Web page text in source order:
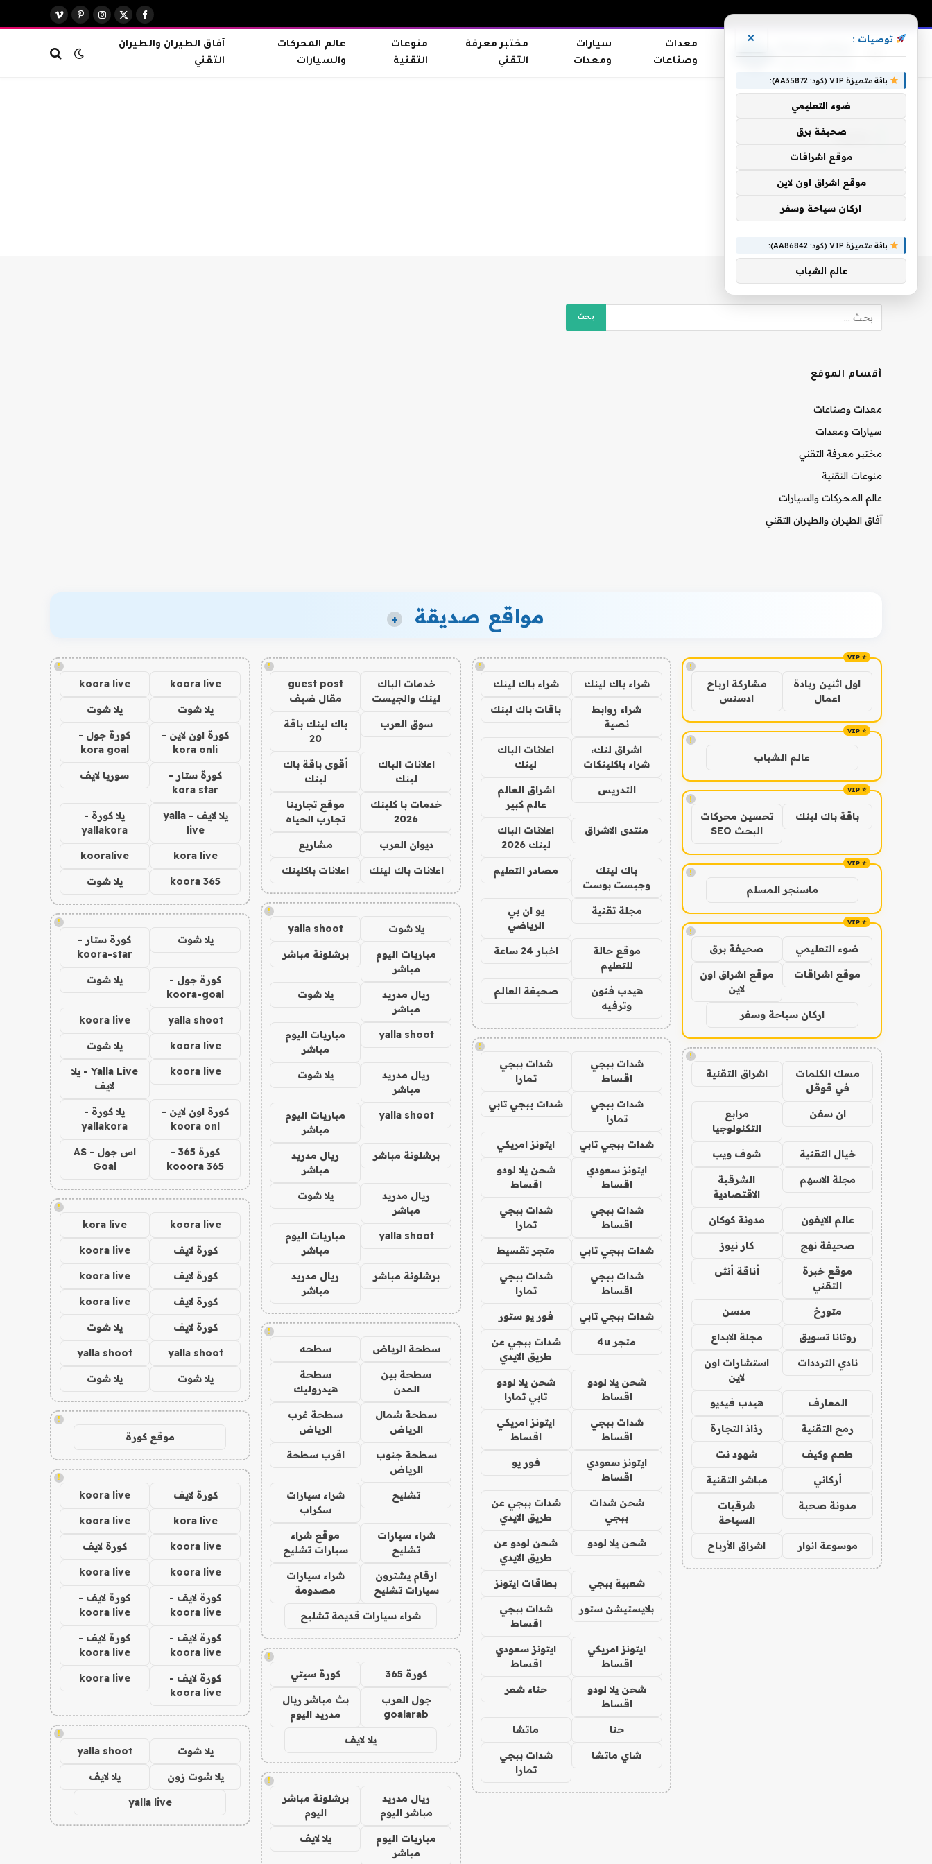
فيسبوك
X
الانستغرامبينتيريست
فيميو
معدات
وصناعات
سيارات
ومعدات
مختبر معرفة
التقني
منوعات
التقنية
عالم المحركات
والسيارات
آفاق الطيران والطيران
التقني
يحيينا
أقسام الموقع
معدات وصناعات
سيارات ومعدات
مختبر معرفة التقني
منوعات التقنية
عالم المحركات والسيارات
آفاق الطيران والطيران التقني
مواقع صديقة +
!
اول اثنين ريادة
اعمال
مشاركة ارباح
ادسنس
!
عالم الشباب
!
باقة باك لينك
تحسين محركات
البحث SEO
!
ماسنجر المسلم
!
ضوء التعليمي صحيفة برق
موقع اشراقات
موقع اشراق اون
لاين
اركان سياحة وسفر
!
مسك الكلمات
في قوقل
اشراق التقنية
ان سفن
مرابع
التكنولوجيا
خيال التقنية شوف ويب
مجلة الاسهم
الشرقية
الاقتصادية
عالم الايفون مدونة كوكان
صحيفة نهج كار نيوز
موقع خبرة
التقني
أناقة أنثى
متورخ مدسن
روتانا تسويق مجلة الابداع
نادي الترددات
استشارات اون
لاين
المعارف هيدب فيديو
رمح التقنية رذاذ التجارة
طعم وكيف شهود نت
أركاني مباشر التقنية
مدونة صحبة
شرقيات
السياحة
موسوعة انوار اشراق الأرباح
!
شراء باك لينك شراء باك لينك
شراء روابط
نصية
باقات باك لينك
اشراق لنك،
شراء باكلينكات
اعلانات الباك
لينك
التدريس
اشراق العالم
عالم كبير
منتدى الاشراق
اعلانات الباك
لينك 2026
باك لينك
وجيست بوست
مصادر التعليم
مجلة تقنية
يو ان بي
الرياضي
موقع حالة
للتعليم
اخبار 24 ساعة
هيدب فنون
وترفيه
صحيفة العالم
!
شدات ببجي
اقساط
شدات ببجي
تمارا
شدات ببجي
تمارا
شدات ببجي تابي
شدات ببجي تابي ايتونز امريكي
ايتونز سعودي
اقساط
شحن يلا لودو
اقساط
شدات ببجي
اقساط
شدات ببجي
تمارا
شدات ببجي تابي متجر تقسيط
شدات ببجي
اقساط
شدات ببجي
تمارا
شدات ببجي تابي فور يو ستور
متجر 4u
شدات ببجي عن
طريق الايدي
شحن يلا لودو
اقساط
شحن يلا لودو
تابي تمارا
شدات ببجي
اقساط
ايتونز امريكي
اقساط
ايتونز سعودي
اقساط
فور يو
شحن شدات
ببجي
شدات ببجي عن
طريق الايدي
شحن يلا لودو
شحن لودو عن
طريق الايدي
شعبية ببجي بطاقات ايتونز
بلايستيشن ستور
شدات ببجي
اقساط
ايتونز امريكي
اقساط
ايتونز سعودي
اقساط
شحن يلا لودو
اقساط
حناء شعر
حنا ماتشا
شاي ماتشا
شدات ببجي
تمارا
!
خدمات الباك
لينك والجيست
guest post
مقال ضيف
سوق العرب
باك لينك باقة
20
اعلانات الباك
لينك
أقوى باقة باك
لينك
خدمات با كلينك
2026
موقع تجاربنا
تجارب الحياه
ديوان العرب مشاريع
اعلانات باك لينك اعلانات باكلينك
!
يلا شوت yalla shoot
مباريات اليوم
مباشر
برشلونة مباشر
ريال مدريد
مباشر
يلا شوت
yalla shoot
مباريات اليوم
مباشر
ريال مدريد
مباشر
يلا شوت
yalla shoot
مباريات اليوم
مباشر
برشلونة مباشر
ريال مدريد
مباشر
ريال مدريد
مباشر
يلا شوت
yalla shoot
مباريات اليوم
مباشر
برشلونة مباشر
ريال مدريد
مباشر
!
سطحة الرياض سطحه
سطحة بين
المدن
سطحة
هيدروليك
سطحة شمال
الرياض
سطحة غرب
الرياض
سطحة جنوب
الرياض
اقرب سطحة
تشليح
شراء سيارات
سكراب
شراء سيارات
تشليح
موقع شراء
سيارات تشليح
ارقام يشترون
سيارات تشليح
شراء سيارات
مصدومة
شراء سيارات قديمة تشليح
!
كورة 365 كورة سيتي
جول العرب
goalarab
بث مباشر ريال
مدريد اليوم
يلا لايف
!
ريال مدريد
مباشر اليوم
برشلونة مباشر
اليوم
مباريات اليوم
مباشر
يلا لايف
!
koora live
koora live
يلا شوت يلا شوت
كورة اون لاين -
kora onli
كورة جول -
kora goal
كورة ستار -
kora star
سوريا لايف
يلا لايف - yalla
live
يلا كورة -
yallakora
kora live
kooralive
koora 365 يلا شوت
!
يلا شوت
كورة ستار -
koora-star
كورة جول -
koora-goal
يلا شوت
yalla shoot
koora live
koora live يلا شوت
koora live
Yalla Live - يلا
لايف
كورة اون لاين -
koora onl
يلا كورة -
yallakora
كورة 365 -
kooora 365
اس جول - AS
Goal
!
koora live
kora live
كورة لايف koora live
كورة لايف koora live
كورة لايف koora live
كورة لايف يلا شوت
yalla shoot
yalla shoot
يلا شوت يلا شوت
!
موقع كورة
!
كورة لايف koora live
kora live
koora live
koora live كورة لايف
koora live
koora live
كورة لايف -
koora live
كورة لايف -
koora live
كورة لايف -
koora live
كورة لايف -
koora live
كورة لايف -
koora live
koora live
!
يلا شوت yalla shoot
يلا شوت زون يلا لايف
yalla live
توصيات : ×
باقة متميزة VIP (كود: AA35872):
ضوء التعليمي
صحيفة برق
موقع اشراقات
موقع اشراق اون لاين
اركان سياحة وسفر
باقة متميزة VIP (كود: AA86842):
عالم الشباب